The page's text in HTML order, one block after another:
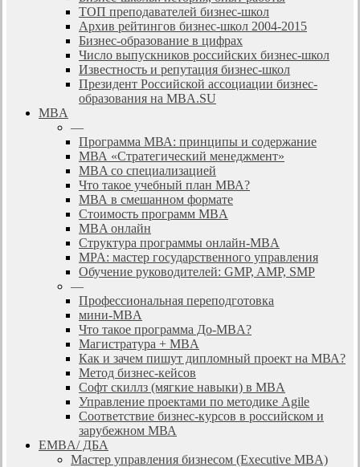
ТОП преподавателей бизнес-школ
Архив рейтингов бизнес-школ 2004-2015
Бизнес-образование в цифрах
Число выпускников российских бизнес-школ
Известность и репутация бизнес-школ
Президент Российской ассоциации бизнес-
образования на MBA.SU
MBA
—
Программа МВА: принципы и содержание
МВА «Cтратегический менеджмент»
MBA со специализацией
Что такое учебный план МВА?
МВА в смешанном формате
Стоимость программ MBA
MBA онлайн
Cтруктура программы онлайн-MBA
MPA: мастер государственного управления
Обучение руководителей: GMP, AMP, SMP
—
Профессиональная переподготовка
мини-MBA
Что такое программа До-MBA?
Магистратура + MBA
Как и зачем пишут дипломный проект на МВА?
Метод бизнес-кейсов
Софт скиллз (мягкие навыки) в MBA
Управление проектами по методике Agile
Соответствие бизнес-курсов в российском и
зарубежном МВА
EMBA/ ДБA
Мастер управления бизнесом (Executive MBA)